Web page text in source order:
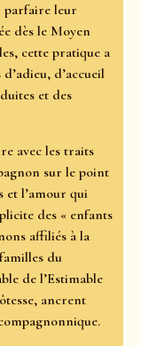
parfaire leur
dès le Moyen
cette pratique a
d’accueil
et des
avec les traits
sur le point
et l’amour qui
des « enfants
affiliés à la
du
de l’Estimable
ancrent